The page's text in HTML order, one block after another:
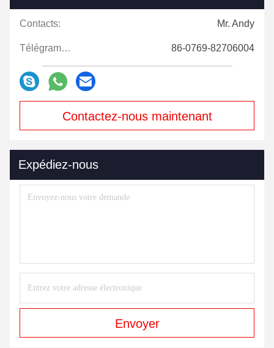
Contacts: Mr. Andy
Télégramme: 86-0769-82706004
Contactez-nous maintenant
Expédiez-nous
Envoyer